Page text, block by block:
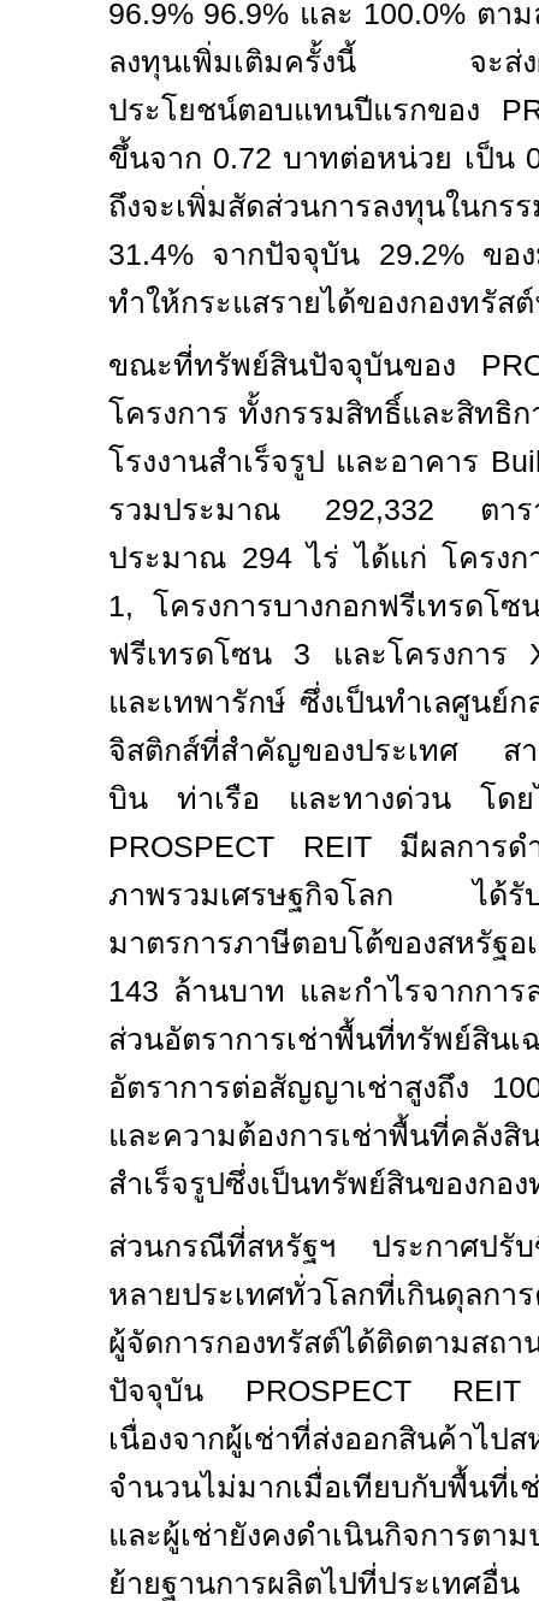
96.9% 96.9% และ 100.0% ตา
ลงทุนเพิ่มเติมครั้งนี้ จะส่งผ
ประโยชน์ตอบแทนปีแรกของ
ขึ้นจาก 0.72 บาทต่อหน่วย เป็น
ถึงจะเพิ่มสัดส่วนการลงทุนในกร
31.4% จากปัจจุบัน 29.2% ขอ
ทำให้กระแสรายได้ของกองทรัส
ขณะที่ทรัพย์สินปัจจุบันของ
โครงการ ทั้งกรรมสิทธิ์และสิทธิ
โรงงานสำเร็จรูป และอาคาร
รวมประมาณ 292,332 ตาร
ประมาณ 294ไร่ ได้แก่ โครงก
1, โครงการบางกอกฟรีเทรดโซ
ฟรีเทรดโซน 3 และโครงการ
และเทพารักษ์ ซึ่งเป็นทำเลศูนย์
จิสติกส์ที่สำคัญของประเทศ สา
บิน ท่าเรือ และทางด่วน โด
PROSPECT REIT มีผลการด
ภาพรวมเศรษฐกิจโลก ได้รับ
มาตรการภาษีตอบโต้ของสหรั
143 ล้านบาท และกำไรจากกา
ส่วนอัตราการเช่าพื้นที่ทรัพย์สิน
อัตราการต่อสัญญาเช่าสูงถึง
และความต้องการเช่าพื้นที่คลังสิ
สำเร็จรูปซึ่งเป็นทรัพย์สินของกอ
ส่วนกรณีที่สหรัฐฯ ประกาศปรับ
หลายประเทศทั่วโลกที่เกินดุลกา
ผู้จัดการกองทรัสต์ได้ติดตามสถา
ปัจจุบัน PROSPECT
เนื่องจากผู้เช่าที่ส่งออกสินค้าไป
จำนวนไม่มากเมื่อเทียบกับพื้นที่เ
และผู้เช่ายังคงดำเนินกิจการต
ย้ายฐานการผลิตไปที่ประเทศอื่น